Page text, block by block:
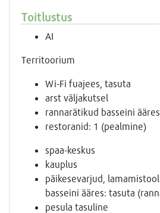
Toitlustus
AI
Territoorium
Wi-Fi fuajees, tasuta
arst väljakutsel
rannarätikud basseini
restoranid: 1 (pealmine)
spaa-keskus
kauplus
päikesevarjud,
basseini ääres: tasuta
pesula tasuline